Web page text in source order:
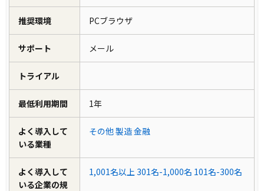
推奨環境 PCブラウザ
サポート メール
トライアル
最低利用期間 1年
よく導入して
いる業種
その他製造金融
よく導入して
いる企業の規
1,001名以上301名-1,000名 101名-300名